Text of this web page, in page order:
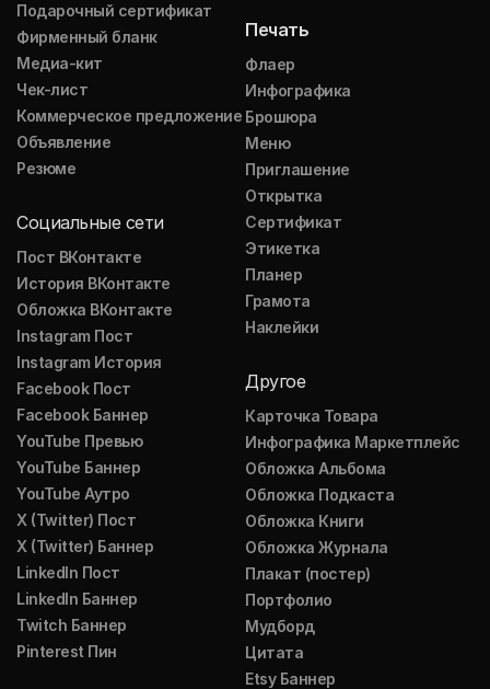
Подарочный сертификат
Фирменный бланк
Медиа-кит
Чек-лист
Коммерческое предложение
Объявление
Резюме
Социальные сети
Пост ВКонтакте
История ВКонтакте
Обложка ВКонтакте
Instagram Пост
Instagram История
Facebook Пост
Facebook Баннер
YouTube Превью
YouTube Баннер
YouTube Аутро
X (Twitter) Пост
X (Twitter) Баннер
LinkedIn Пост
LinkedIn Баннер
Twitch Баннер
Pinterest Пин
Печать
Флаер
Инфографика
Брошюра
Меню
Приглашение
Открытка
Сертификат
Этикетка
Планер
Грамота
Наклейки
Другое
Карточка Товара
Инфографика Маркетплейс
Обложка Альбома
Обложка Подкаста
Обложка Книги
Обложка Журнала
Плакат (постер)
Портфолио
Мудборд
Цитата
Etsy Баннер